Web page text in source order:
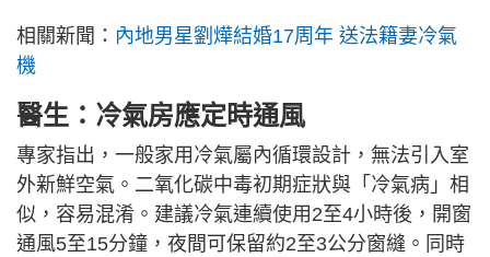
相關新聞： 內地男星劉燁結婚17周年 送法籍妻冷氣
機
醫生：冷氣房應定時通風
專家指出，一般家用冷氣屬內循環設計，無法引入室
外新鮮空氣。二氧化碳中毒初期症狀與「冷氣病」相
似，容易混淆。建議冷氣連續使用2至4小時後，開窗
通風5至15分鐘，夜間可保留約2至3公分窗縫。同時